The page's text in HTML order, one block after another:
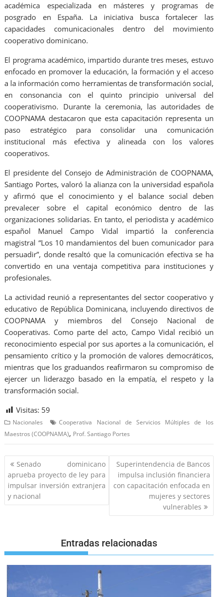
académica especializada en másteres y programas de
posgrado en España. La iniciativa busca fortalecer las
capacidades comunicacionales dentro del movimiento
cooperativo dominicano.
El programa académico, impartido durante tres meses, estuvo
enfocado en promover la educación, la formación y el acceso
a la información como herramientas de transformación social,
en consonancia con el quinto principio universal del
cooperativismo. Durante la ceremonia, las autoridades de
COOPNAMA destacaron que esta capacitación representa un
paso estratégico para consolidar una comunicación
institucional más efectiva y alineada con los valores
cooperativos.
El presidente del Consejo de Administración de COOPNAMA,
Santiago Portes, valoró la alianza con la universidad española
y afirmó que el conocimiento y el balance social deben
prevalecer sobre el capital económico dentro de las
organizaciones solidarias. En tanto, el periodista y académico
español Manuel Campo Vidal impartió la conferencia
magistral “Los 10 mandamientos del buen comunicador para
persuadir”, donde resaltó que la comunicación efectiva se ha
convertido en una ventaja competitiva para instituciones y
profesionales.
La actividad reunió a representantes del sector cooperativo y
educativo de República Dominicana, incluyendo directivos de
COOPNAMA y miembros del Consejo Nacional de
Cooperativas. Como parte del acto, Campo Vidal recibió un
reconocimiento especial por sus aportes a la comunicación, el
pensamiento crítico y la promoción de valores democráticos,
mientras que los graduandos reafirmaron su compromiso de
ejercer un liderazgo basado en la empatía, el respeto y la
transformación social.
Visitas: 59
Nacionales
Cooperativa Nacional de Servicios Múltiples de los
Maestros (COOPNAMA), Prof. Santiago Portes
Senado dominicano
aprueba proyecto de ley para
impulsar inversión extranjera
y nacional
Superintendencia de Bancos
impulsa inclusión financiera
con capacitación enfocada en
mujeres y sectores
vulnerables
Entradas relacionadas